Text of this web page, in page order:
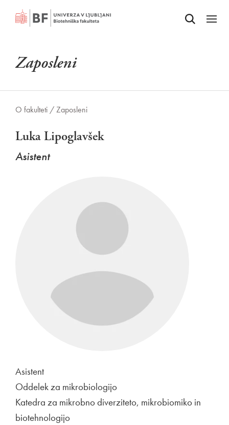
Odpri iskalnik
Odpri
Zaposleni
O fakulteti /Zaposleni
Luka Lipoglavšek
Asistent
Asistent
Oddelek za mikrobiologijo
Katedra za mikrobno diverziteto, mikrobiomiko in
biotehnologijo